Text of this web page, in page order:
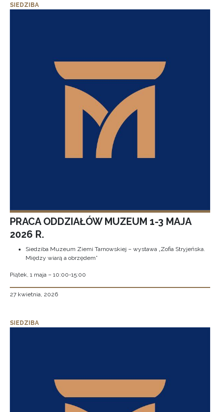
SIEDZIBA
PRACA ODDZIAŁÓW MUZEUM 1-3 MAJA
2026 R.
Siedziba Muzeum Ziemi Tarnowskiej – wystawa „Zofia Stryjeńska.
Między wiarą a obrzędem”
Piątek, 1 maja – 10:00-15:00
27 kwietnia, 2026
SIEDZIBA